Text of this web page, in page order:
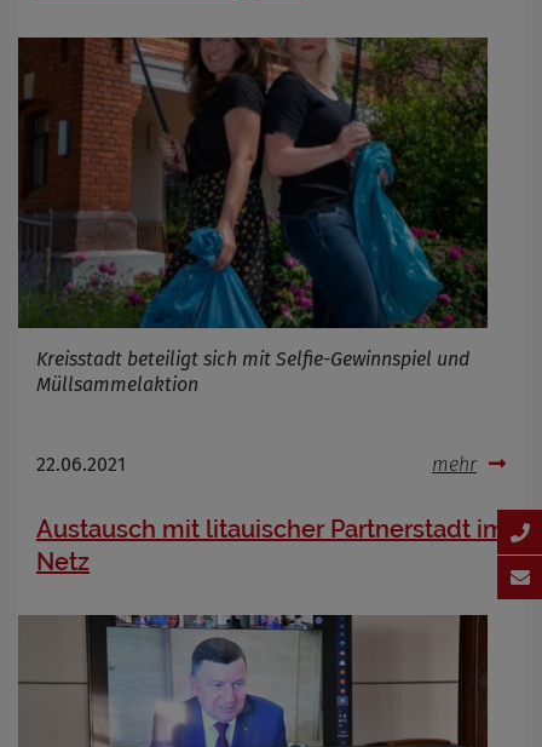
Kreisstadt beteiligt sich mit Selfie-Gewinnspiel und
Müllsammelaktion
22.06.2021 mehr
Austausch mit litauischer Partnerstadt im
Netz